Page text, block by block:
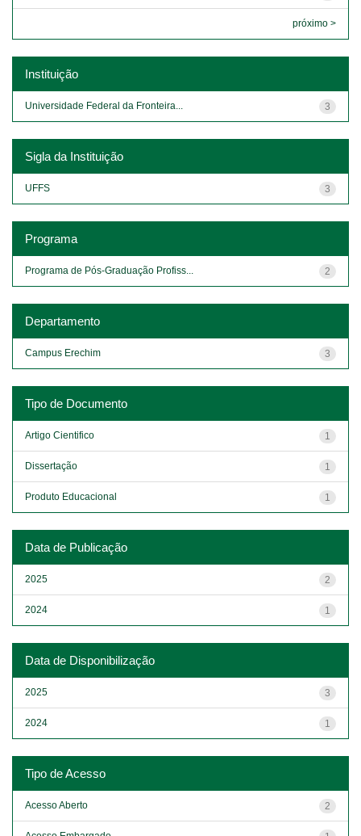
próximo >
Instituição
3
Universidade Federal da Fronteira...
Sigla da Instituição
3
UFFS
Programa
2
Programa de Pós-Graduação Profiss...
Departamento
3
Campus Erechim
Tipo de Documento
1
Artigo Cientifico
1
Dissertação
1
Produto Educacional
Data de Publicação
2
2025
1
2024
Data de Disponibilização
3
2025
1
2024
Tipo de Acesso
2
Acesso Aberto